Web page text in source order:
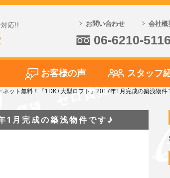
対応!! お問い合わせ 会社概
06-6210-5116
お客様の声 スタッフ
ネット無料！『1DK+大型ロフト』2017年1月完成の築浅物件
1月完成の築浅物件です♪